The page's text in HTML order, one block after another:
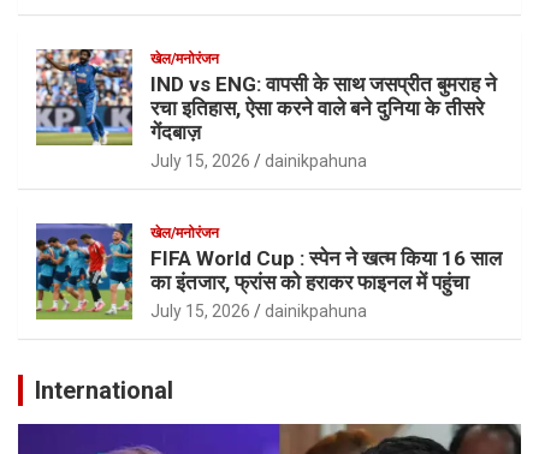
खेल/मनोरंजन
IND vs ENG: वापसी के साथ जसप्रीत बुमराह ने
रचा इतिहास, ऐसा करने वाले बने दुनिया के तीसरे
गेंदबाज़
July 15, 2026 dainikpahuna
खेल/मनोरंजन
FIFA World Cup : स्पेन ने खत्म किया 16 साल
का इंतजार, फ्रांस को हराकर फाइनल में पहुंचा
July 15, 2026 dainikpahuna
International